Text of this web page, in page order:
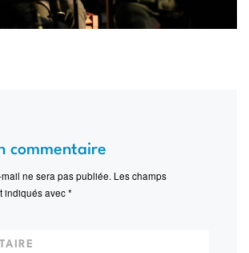
commentaire
ne sera pas publiée. Les champs
indiqués avec*